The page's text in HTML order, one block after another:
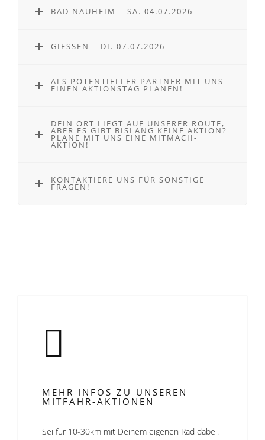
BAD NAUHEIM – SA. 04.07.2026
GIESSEN – DI. 07.07.2026
ALS POTENTIELLER PARTNER MIT UNS
EINEN AKTIONSTAG PLANEN!
DEIN ORT LIEGT AUF UNSERER ROUTE,
ABER ES GIBT BISLANG KEINE AKTION?
PLANE MIT UNS EINE MITMACH-
AKTION!
KONTAKTIERE UNS FÜR SONSTIGE
FRAGEN!
MEHR INFOS ZU UNSEREN
MITFAHR-AKTIONEN
Sei für 10-30km mit Deinem eigenen Rad dabei.